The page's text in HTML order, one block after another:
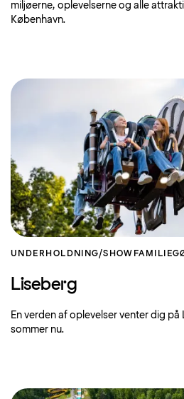
miljøerne, oplevelserne og alle
København.
UNDERHOLDNING/SHOW FAMILIE
Liseberg
En verden af ​​oplevelser venter dig på
sommer nu.